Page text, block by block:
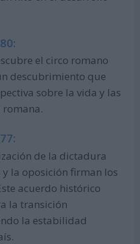
el circo romano
descubrimiento que
sobre la vida y las
romana.
de la dictadura
la oposición firman los
acuerdo histórico
la transición
la estabilidad